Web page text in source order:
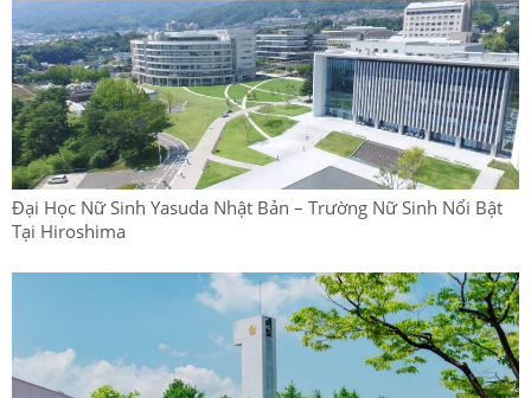
Đại Học Nữ Sinh Yasuda Nhật Bản – Trường Nữ Sinh Nổi Bật
Tại Hiroshima